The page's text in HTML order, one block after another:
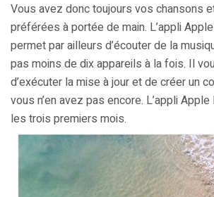
Vous avez donc toujours vos chansons
préférées à portée de main. L’appli
permet par ailleurs d’écouter de la
pas moins de dix appareils à la fois. Il
d’exécuter la mise à jour et de créer un
vous n’en avez pas encore. L’appli
les trois premiers mois.